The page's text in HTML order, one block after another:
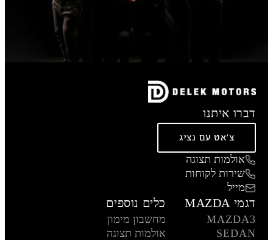
דברו איתנו
צ'אט עם נציג
אולמות תצוגה
שירות לקוחות
מייל
דגמי MAZDA
MAZDA3
SEDAN
כלים נוספים
מחשבון מימון
אולמות תצוגה